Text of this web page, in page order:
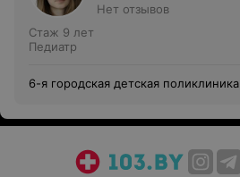
Нет отзывов
Стаж 9 лет
Педиатр
6-я городская детская поликлиника